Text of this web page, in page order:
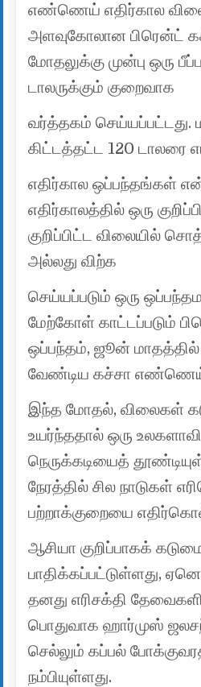
எண்ணெய் எதிர்கால
அளவுகோலான பிரென்ட்
மோதலுக்கு முன்பு ஒரு
டாலருக்கும் குறைவாக
வர்த்தகம் செய்யப்பட்டது.
கிட்டத்தட்ட 120 டாலரை
எதிர்கால ஒப்பந்தங்கள்
எதிர்காலத்தில் ஒரு
குறிப்பிட்ட விலையில்
அல்லது விற்க
செய்யப்படும் ஒரு
மேற்கோள் காட்டப்படும்
ஒப்பந்தம், ஜூன் மாதத்தில்
வேண்டிய கச்சா
இந்த மோதல், விலைகள்
உயர்ந்ததால் ஒரு
நெருக்கடியைத்
நேரத்தில் சில நாடுகள்
பற்றாக்குறையை
ஆசியா குறிப்பாகக்
பாதிக்கப்பட்டுள்ளது,
தனது எரிசக்தி
பொதுவாக ஹார்முஸ்
செல்லும் கப்பல்
நம்பியுள்ளது.